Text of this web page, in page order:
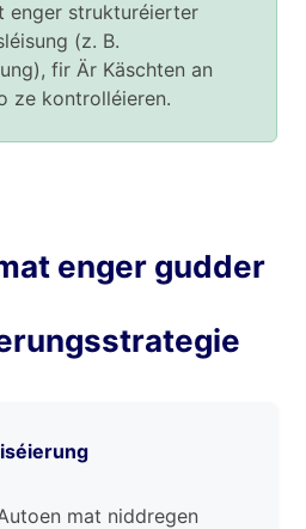
enger strukturéierter
(z. B.
fir Är Käschten an
ze kontrolléieren.
enger gudder
mat niddregen